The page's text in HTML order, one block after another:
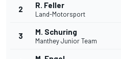
2 R. Feller
Land-Motorsport
3 M. Schuring
Manthey Junior Team